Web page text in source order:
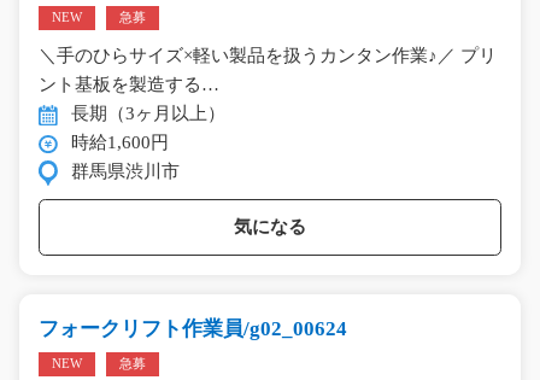
NEW 急募
＼手のひらサイズ×軽い製品を扱うカンタン作業♪／ プリ
ント基板を製造する…
長期（3ヶ月以上）
時給1,600円
群馬県渋川市
気になる
フォークリフト作業員/g02_00624
NEW 急募